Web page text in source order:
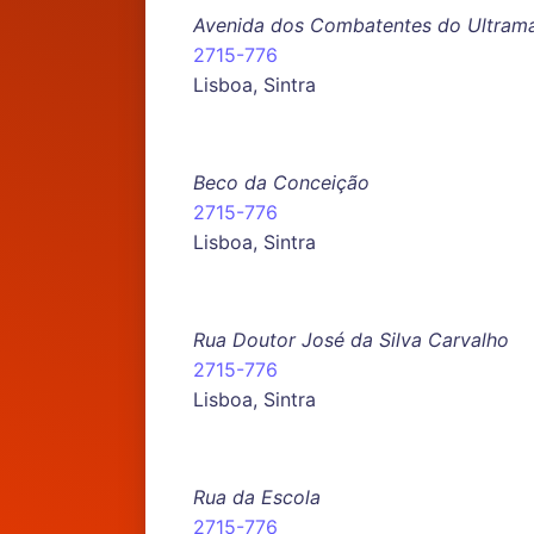
Avenida dos Combatentes do
2715-776
Lisboa, Sintra
Beco da Conceição
2715-776
Lisboa, Sintra
Rua Doutor José da Silva Carvalho
2715-776
Lisboa, Sintra
Rua da Escola
2715-776